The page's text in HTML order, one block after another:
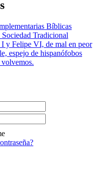
Bíblicas
Tradicional
I y Felipe VI, de mal en peor
espejo de hispanófobos